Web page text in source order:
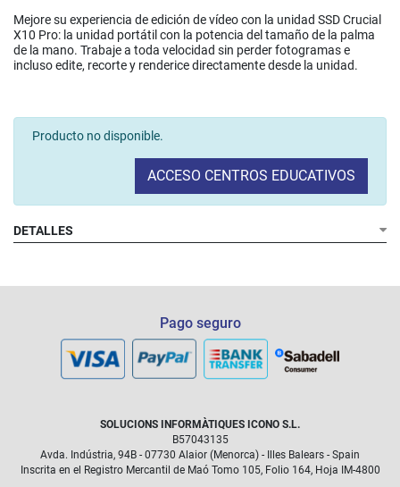
Mejore su experiencia de edición de vídeo con la unidad SSD Crucial
X10 Pro: la unidad portátil con la potencia del tamaño de la palma
de la mano. Trabaje a toda velocidad sin perder fotogramas e
incluso edite, recorte y renderice directamente desde la unidad.
Producto no disponible.
ACCESO CENTROS EDUCATIVOS
DETALLES
Pago seguro
SOLUCIONS INFORMÀTIQUES ICONO S.L.
B57043135
Avda. Indústria, 94B - 07730 Alaior (Menorca) - Illes Balears - Spain
Inscrita en el Registro Mercantil de Maó Tomo 105, Folio 164, Hoja IM-4800